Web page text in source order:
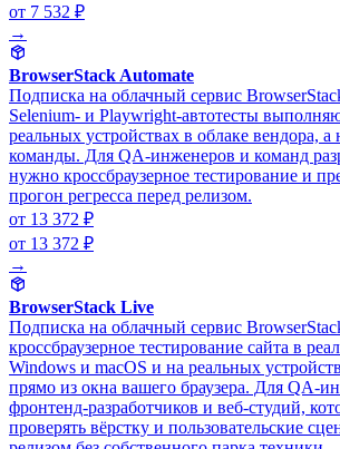
от 7 532 ₽
→
BrowserStack Automate
Подписка на облачный сервис
Selenium- и Playwright-автотесты
реальных устройствах в облаке вендора,
команды. Для QA-инженеров и команд
нужно кроссбраузерное тестирование и
прогон регресса перед релизом.
от 13 372 ₽
от 13 372 ₽
→
BrowserStack Live
Подписка на облачный сервис
кроссбраузерное тестирование сайта в
Windows и macOS и на реальных
прямо из окна вашего браузера. Для QA-
фронтенд-разработчиков и веб-студий,
проверять вёрстку и пользовательские